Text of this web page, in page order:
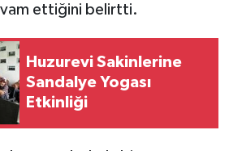
ettiğini belirtti.
Huzurevi Sakinlerine
Sandalye Yogası
Etkinliği